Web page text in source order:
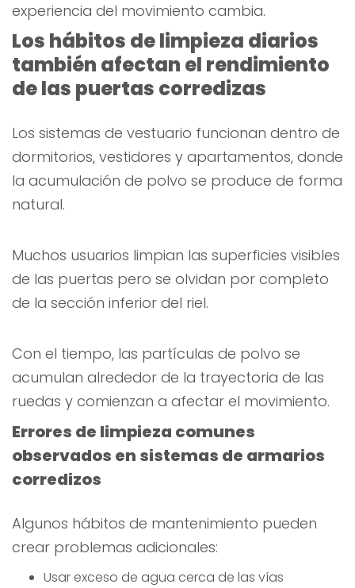
experiencia del movimiento cambia.
Los hábitos de limpieza diarios
también afectan el rendimiento
de las puertas corredizas
Los sistemas de vestuario funcionan dentro de
dormitorios, vestidores y apartamentos, donde
la acumulación de polvo se produce de forma
natural.
Muchos usuarios limpian las superficies visibles
de las puertas pero se olvidan por completo
de la sección inferior del riel.
Con el tiempo, las partículas de polvo se
acumulan alrededor de la trayectoria de las
ruedas y comienzan a afectar el movimiento.
Errores de limpieza comunes
observados en sistemas de armarios
corredizos
Algunos hábitos de mantenimiento pueden
crear problemas adicionales:
Usar exceso de agua cerca de las vías